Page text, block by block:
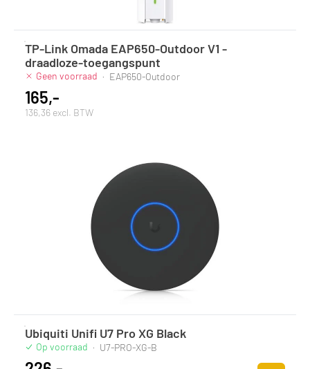
TP-Link Omada EAP650-Outdoor V1 -
draadloze-toegangspunt
Geen voorraad · EAP650-Outdoor
165,-
136,36 excl. BTW
Ubiquiti Unifi U7 Pro XG Black
Op voorraad · U7-PRO-XG-B